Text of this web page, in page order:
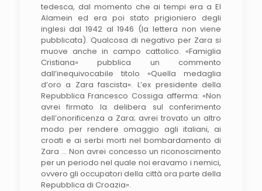
tedesca, dal momento che ai tempi era a El
Alamein ed era poi stato prigioniero degli
inglesi dal 1942 al 1946 (la lettera non viene
pubblicata). Qualcosa di negativo per Zara si
muove anche in campo cattolico. «Famiglia
Cristiana» pubblica un commento
dall’inequivocabile titolo «Quella medaglia
d’oro a Zara fascista». L’ex presidente della
Repubblica Francesco Cossiga afferma: «Non
avrei firmato la delibera sul conferimento
dell’onorificenza a Zara; avrei trovato un altro
modo per rendere omaggio agli italiani, ai
croati e ai serbi morti nel bombardamento di
Zara … Non avrei concesso un riconoscimento
per un periodo nel quale noi eravamo i nemici,
ovvero gli occupatori della città ora parte della
Repubblica di Croazia».